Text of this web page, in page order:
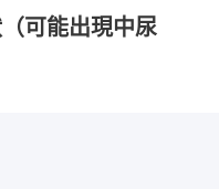
可能出現中尿